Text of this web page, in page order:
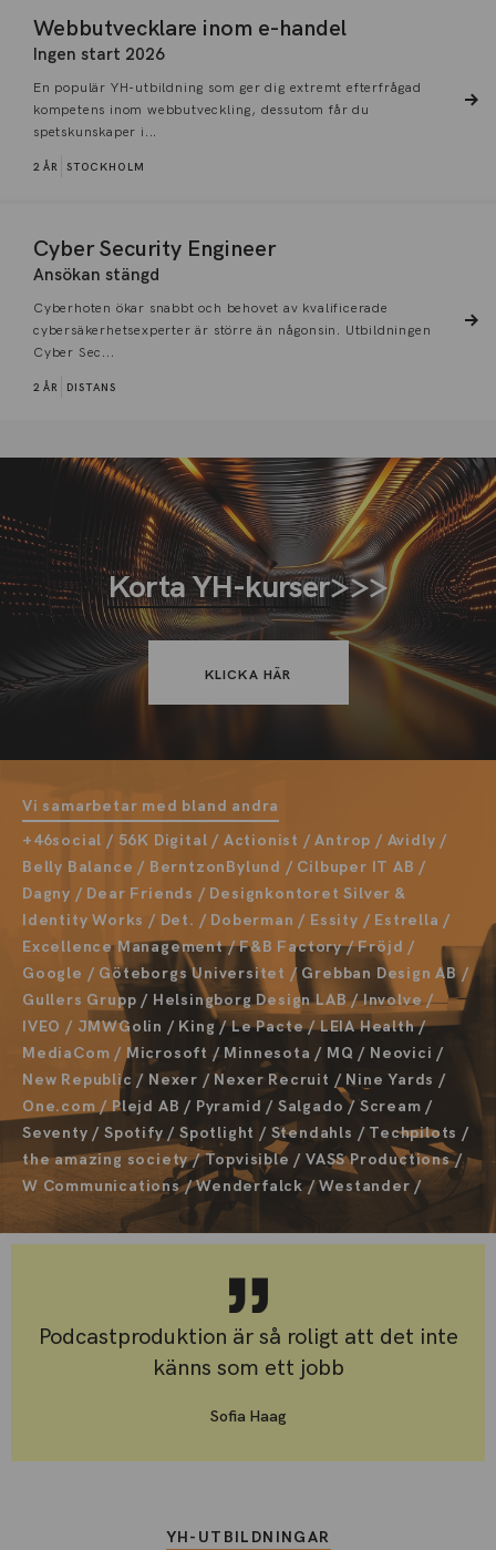
Webbutvecklare inom e-handel
Ingen start 2026
En populär YH-utbildning som ger dig extremt efterfrågad
kompetens inom webbutveckling, dessutom får du
spetskunskaper i...
2 ÅR STOCKHOLM
Cyber Security Engineer
Ansökan stängd
Cyberhoten ökar snabbt och behovet av kvalificerade
cybersäkerhetsexperter är större än någonsin. Utbildningen
Cyber Sec...
2 ÅR DISTANS
Korta YH-kurser>>>
KLICKA HÄR
Vi samarbetar med bland andra
+46social / 56K Digital / Actionist / Antrop / Avidly /
Belly Balance / BerntzonBylund / Cilbuper IT AB /
Dagny / Dear Friends / Designkontoret Silver &
Identity Works / Det. / Doberman / Essity / Estrella /
Excellence Management / F&B Factory / Fröjd /
Google / Göteborgs Universitet / Grebban Design AB /
Gullers Grupp / Helsingborg Design LAB / Involve /
IVEO / JMWGolin / King / Le Pacte / LEIA Health /
MediaCom / Microsoft / Minnesota / MQ / Neovici /
New Republic / Nexer / Nexer Recruit / Nine Yards /
One.com / Plejd AB / Pyramid / Salgado / Scream /
Seventy / Spotify / Spotlight / Stendahls / Techpilots /
the amazing society / Topvisible / VASS Productions /
W Communications / Wenderfalck / Westander /
Podcastproduktion är så roligt att det inte
känns som ett jobb
Sofia Haag
YH-UTBILDNINGAR